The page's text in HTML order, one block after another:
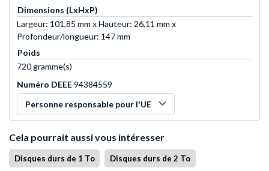
Dimensions (LxHxP)
Largeur: 101,85 mm x Hauteur: 26,11 mm x
Profondeur/longueur: 147 mm
Poids
720 gramme(s)
Numéro DEEE94384559
Personne responsable pour l'UE
Cela pourrait aussi vous intéresser
Disques durs de 1 To Disques durs de 2 To